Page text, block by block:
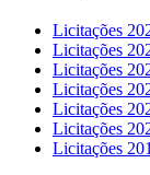
Licitações
Licitações
Licitações
Licitações
Licitações
Licitações
Licitações